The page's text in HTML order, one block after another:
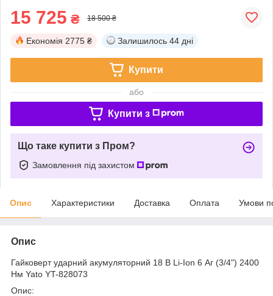
15 725 ₴ 18 500 ₴
Економія 2775 ₴ Залишилось 44 дні
Купити
або
Купити з
Що таке купити з Пром?
Замовлення під захистом
Опис Характеристики Доставка Оплата Умови
Опис
Гайковерт ударний акумуляторний 18 В Li-Ion 6 Аг (3/4") 2400
Нм Yato YT-828073
Опис: